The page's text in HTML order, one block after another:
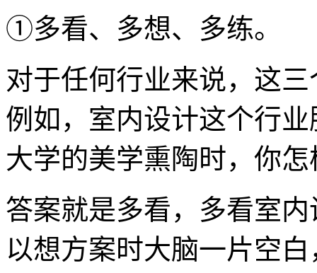
①多看、多想、多练。
对于任何行业来说，这
例如，室内设计这个行
大学的美学熏陶时，你
答案就是多看，多看室
以想方案时大脑一片空